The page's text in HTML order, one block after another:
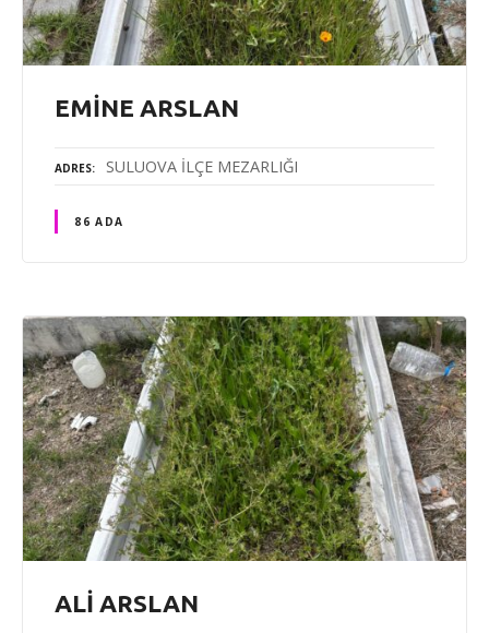
EMİNE ARSLAN
ADRES SULUOVA İLÇE MEZARLIĞI
86 ADA
ALİ ARSLAN